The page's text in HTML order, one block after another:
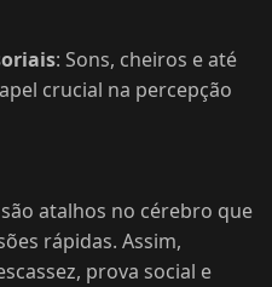
: Sons, cheiros e até
crucial na percepção
são atalhos no cérebro que
rápidas. Assim,
prova social e